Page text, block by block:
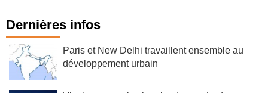
Dernières infos
Paris et New Delhi travaillent ensemble au
développement urbain